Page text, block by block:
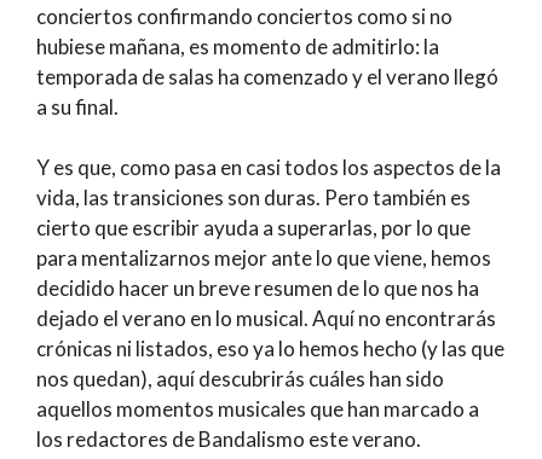
conciertos confirmando conciertos como si no
hubiese mañana, es momento de admitirlo: la
temporada de salas ha comenzado y el verano llegó
a su final.
Y es que, como pasa en casi todos los aspectos de la
vida, las transiciones son duras. Pero también es
cierto que escribir ayuda a superarlas, por lo que
para mentalizarnos mejor ante lo que viene, hemos
decidido hacer un breve resumen de lo que nos ha
dejado el verano en lo musical. Aquí no encontrarás
crónicas ni listados, eso ya lo hemos hecho (y las que
nos quedan), aquí descubrirás cuáles han sido
aquellos momentos musicales que han marcado a
los redactores de Bandalismo este verano.